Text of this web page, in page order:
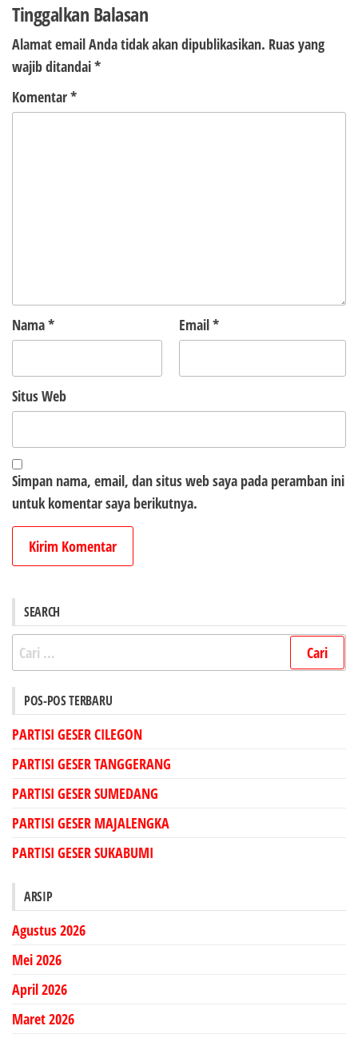
Tinggalkan Balasan
Alamat email Anda tidak akan dipublikasikan. Ruas yang
wajib ditandai*
Komentar*
Nama* Email*
Situs Web
Simpan nama, email, dan situs web saya pada peramban ini
untuk komentar saya berikutnya.
SEARCH
Cari
untuk:
POS-POS TERBARU
PARTISI GESER CILEGON
PARTISI GESER TANGGERANG
PARTISI GESER SUMEDANG
PARTISI GESER MAJALENGKA
PARTISI GESER SUKABUMI
ARSIP
Agustus 2026
Mei 2026
April 2026
Maret 2026